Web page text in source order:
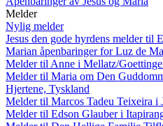
Melder
Nylig melder
Jesus den gode hyrdens melder til
Marian åpenbaringer for Luz de
Melder til Anne i Mellatz/
Melder til Maria om Den
Hjertene, Tyskland
Melder til Marcos Tadeu Teixeira i
Melder til Edson Glauber i